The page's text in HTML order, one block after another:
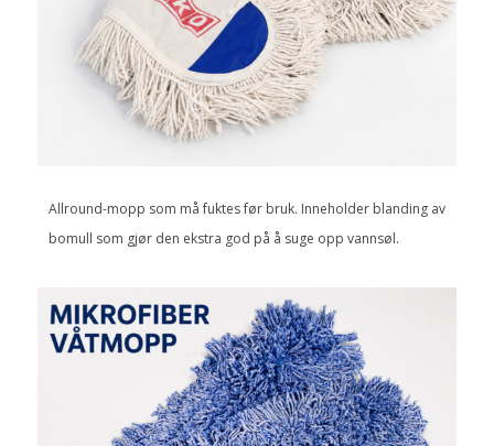
Allround-mopp som må fuktes før bruk. Inneholder blanding av
bomull som gjør den ekstra god på å suge opp vannsøl.